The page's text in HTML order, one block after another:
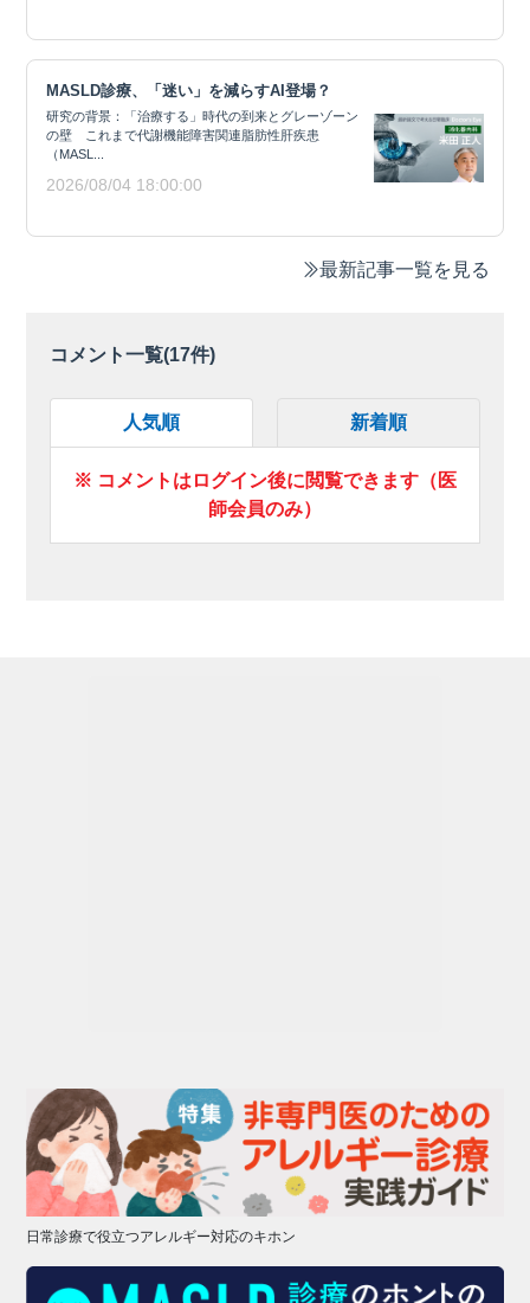
MASLD診療、「迷い」を減らすAI登場？
研究の背景：「治療する」時代の到来とグレーゾーン
の壁 これまで代謝機能障害関連脂肪性肝疾患
（MASL...
2026/08/04 18:00:00
最新記事一覧を見る
コメント一覧(17件)
人気順 新着順
※ コメントはログイン後に閲覧できます（医
師会員のみ）
日常診療で役立つアレルギー対応のキホン